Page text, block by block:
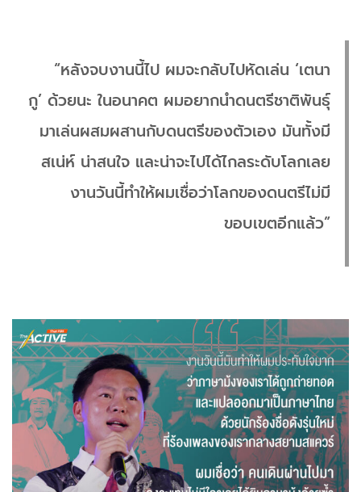
“หลังจบงานนี้ไป ผมจะกลับไปหัดเล่น ‘เตนา
กู’ ด้วยนะ ในอนาคต ผมอยากนำดนตรีชาติพันธุ์
มาเล่นผสมผสานกับดนตรีของตัวเอง มันทั้งมี
สเน่ห์ น่าสนใจ และน่าจะไปได้ไกลระดับโลกเลย
งานวันนี้ทำให้ผมเชื่อว่าโลกของดนตรีไม่มี
ขอบเขตอีกแล้ว”